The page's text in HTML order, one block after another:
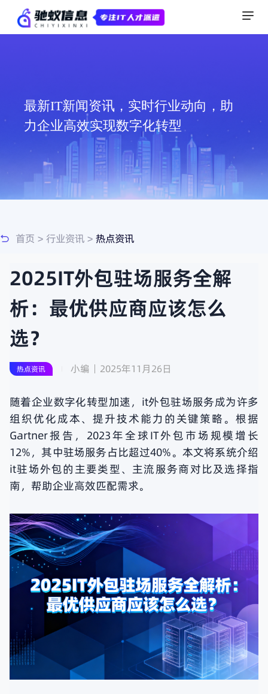
最新IT新闻资讯，实时行业动向，助
力企业高效实现数字化转型
首页 > 行业资讯 > 热点资讯
2025IT外包驻场服务全解
析：最优供应商应该怎么
选？
热点资讯 小编 2025年11月26日
随着企业数字化转型加速，it外包驻场服务成为许多
组织优化成本、提升技术能力的关键策略。根据
Gartner报告，2023年全球IT外包市场规模增长
12%，其中驻场服务占比超过40%。本文将系统介绍
it驻场外包的主要类型、主流服务商对比及选择指
南，帮助企业高效匹配需求。